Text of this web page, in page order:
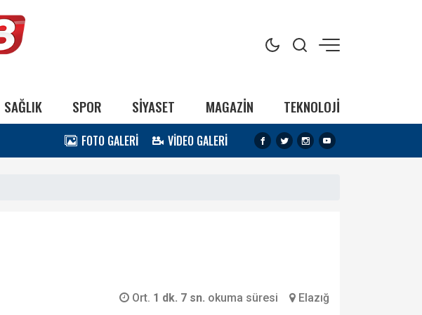
SAĞLIK SPOR SİYASET MAGAZİN TEKNOLOJİ
FOTO GALERİ VİDEO GALERİ
Ort. 1 dk. 7 sn. okuma süresi Elazığ